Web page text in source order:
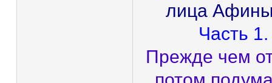
лица
Часть
Прежде чем